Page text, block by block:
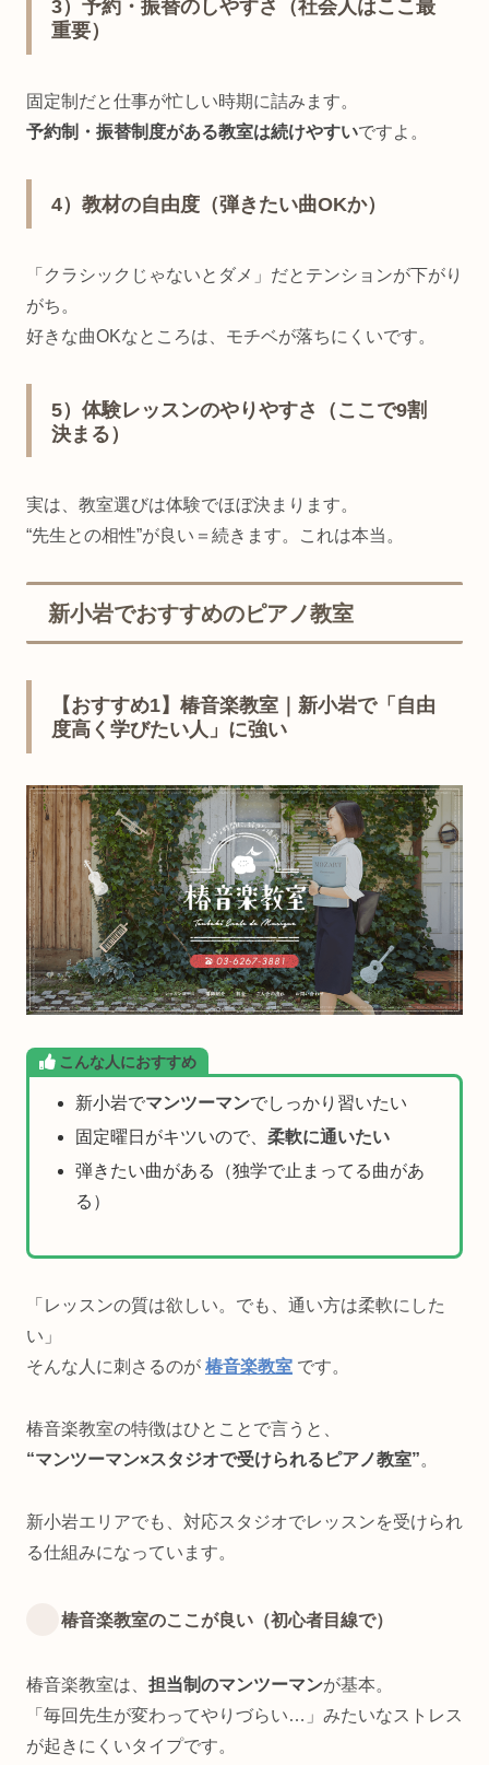
3）予約・振替のしやすさ（社会人はここ最
重要）
固定制だと仕事が忙しい時期に詰みます。
予約制・振替制度がある教室は続けやすいですよ。
4）教材の自由度（弾きたい曲OKか）
「クラシックじゃないとダメ」だとテンションが下がり
がち。
好きな曲OKなところは、モチベが落ちにくいです。
5）体験レッスンのやりやすさ（ここで9割
決まる）
実は、教室選びは体験でほぼ決まります。
“先生との相性”が良い＝続きます。これは本当。
新小岩でおすすめのピアノ教室
【おすすめ1】椿音楽教室｜新小岩で「自由
度高く学びたい人」に強い
こんな人におすすめ
新小岩でマンツーマンでしっかり習いたい
固定曜日がキツいので、 柔軟に通いたい
弾きたい曲がある（独学で止まってる曲があ
る）
「レッスンの質は欲しい。でも、通い方は柔軟にした
い」
そんな人に刺さるのが 椿音楽教室 です。
椿音楽教室の特徴はひとことで言うと、
“マンツーマン×スタジオで受けられるピアノ教室”。
新小岩エリアでも、対応スタジオでレッスンを受けられ
る仕組みになっています。
椿音楽教室のここが良い（初心者目線で）
椿音楽教室は、 担当制のマンツーマンが基本。
「毎回先生が変わってやりづらい…」みたいなストレス
が起きにくいタイプです。